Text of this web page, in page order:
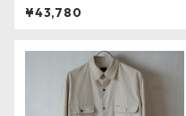
¥43,780